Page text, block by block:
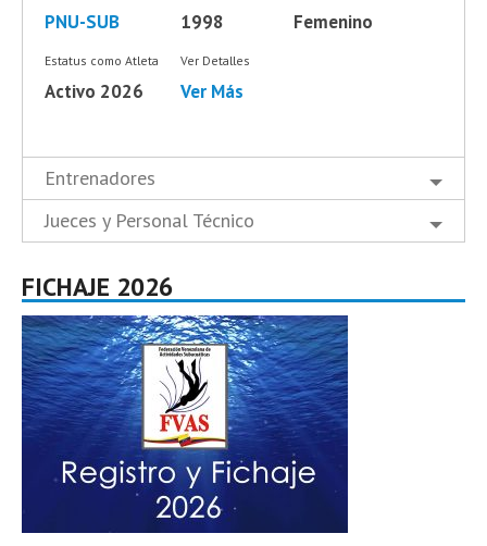
PNU-SUB 1998 Femenino
Estatus como Atleta
Activo 2026
Ver Detalles
Ver Más
Entrenadores
Jueces y Personal Técnico
FICHAJE 2026